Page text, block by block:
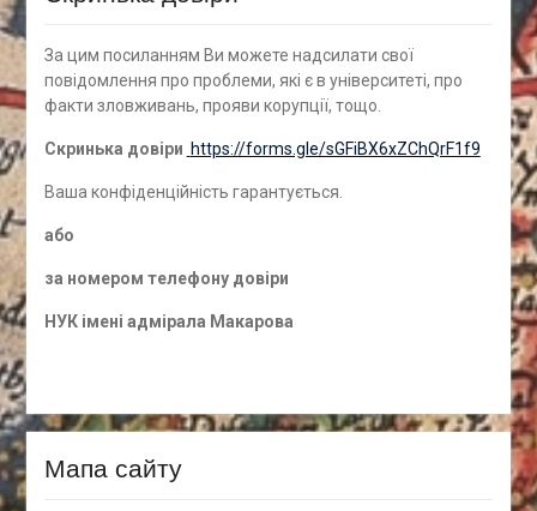
За цим посиланням Ви можете надсилати свої
повідомлення про проблеми, які є в університеті, про
факти зловживань, прояви корупції, тощо.
Скринька довіри https://forms.gle/sGFiBX6xZChQrF1f9
Ваша конфіденційність гарантується.
або
за номером телефону довіри
НУК імені адмірала Макарова
Мапа сайту